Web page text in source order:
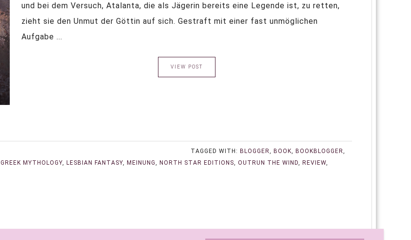
und bei dem Versuch, Atalanta, die als Jägerin bereits eine Legende ist, zu retten,
zieht sie den Unmut der Göttin auf sich. Gestraft mit einer fast unmöglichen
Aufgabe ...
VIEW POST
TAGGED WITH:BLOGGER,BOOK,BOOKBLOGGER,
GREEK MYTHOLOGY, LESBIAN FANTASY, MEINUNG, NORTH STAR EDITIONS, OUTRUN THE WIND, REVIEW,